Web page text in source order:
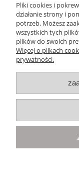
Your Space|
Pliki cookies i
działanie strony i
potrzeb. Możesz
wszystkich tych
plików do swoich
Więcej o plikach
prywatności.